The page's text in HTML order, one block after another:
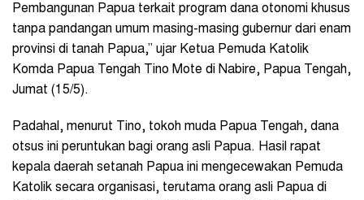
Pembangunan Papua terkait program dana otonomi khusus
tanpa pandangan umum masing-masing gubernur dari enam
provinsi di tanah Papua,” ujar Ketua Pemuda Katolik
Komda Papua Tengah Tino Mote di Nabire, Papua Tengah,
Jumat (15/5).
Padahal, menurut Tino, tokoh muda Papua Tengah, dana
otsus ini peruntukan bagi orang asli Papua. Hasil rapat
kepala daerah setanah Papua ini mengecewakan Pemuda
Katolik secara organisasi, terutama orang asli Papua di